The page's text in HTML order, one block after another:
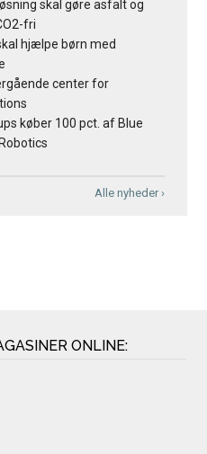
skal gøre asfalt og
fri
hjælpe børn med
center for
køber 100 pct. af Blue
Alle nyheder ›
ONLINE: